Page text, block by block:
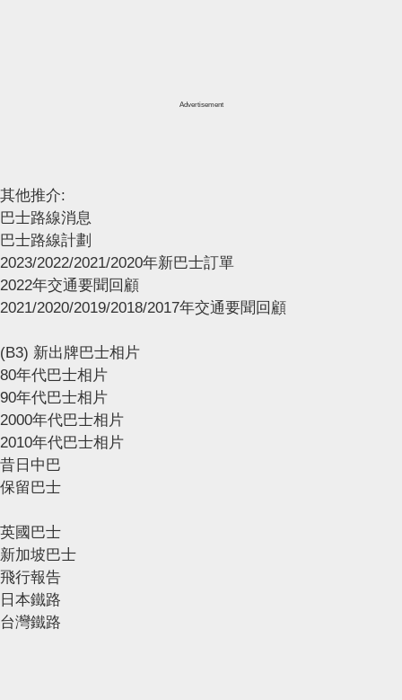
Advertisement
其他推介:
巴士路線消息
巴士路線計劃
2023/2022/2021/2020年新巴士訂單
2022年交通要聞回顧
2021/2020/2019/2018/2017年交通要聞回顧
(B3) 新出牌巴士相片
80年代巴士相片
90年代巴士相片
2000年代巴士相片
2010年代巴士相片
昔日中巴
保留巴士
英國巴士
新加坡巴士
飛行報告
日本鐵路
台灣鐵路